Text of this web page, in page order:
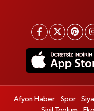
Afyon Haber Spor